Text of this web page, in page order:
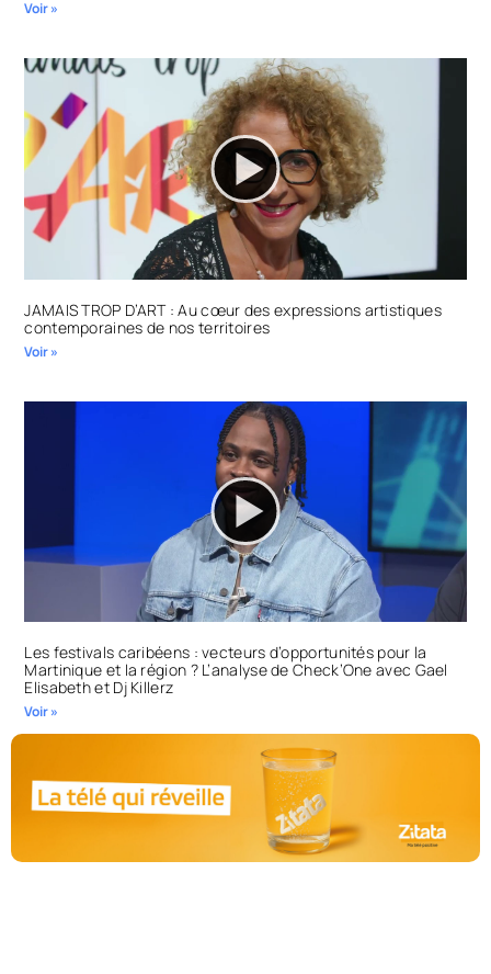
Voir »
JAMAIS TROP D’ART : Au cœur des expressions artistiques
contemporaines de nos territoires
Voir »
Les festivals caribéens : vecteurs d’opportunités pour la
Martinique et la région ? L’analyse de Check’One avec Gael
Elisabeth et Dj Killerz
Voir »